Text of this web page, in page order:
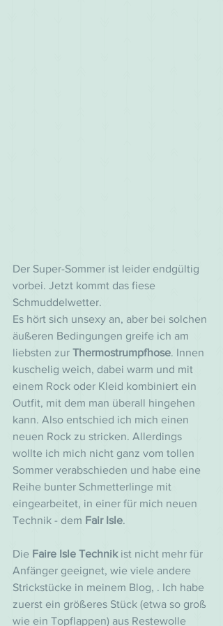
Der Super-Sommer ist leider endgültig
vorbei. Jetzt kommt das fiese
Schmuddelwetter.
Es hört sich unsexy an, aber bei solchen
äußeren Bedingungen greife ich am
liebsten zur Thermostrumpfhose. Innen
kuschelig weich, dabei warm und mit
einem Rock oder Kleid kombiniert ein
Outfit, mit dem man überall hingehen
kann. Also entschied ich mich einen
neuen Rock zu stricken. Allerdings
wollte ich mich nicht ganz vom tollen
Sommer verabschieden und habe eine
Reihe bunter Schmetterlinge mit
eingearbeitet, in einer für mich neuen
Technik - dem Fair Isle.
Die Faire Isle Technik ist nicht mehr für
Anfänger geeignet, wie viele andere
Strickstücke in meinem Blog, . Ich habe
zuerst ein größeres Stück (etwa so groß
wie ein Topflappen) aus Restewolle